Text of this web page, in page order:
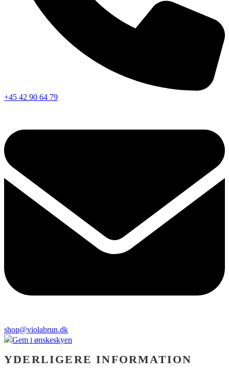
+45 42 90 64 79
shop@violabrun.dk
Gem i ønskeskyen
YDERLIGERE INFORMATION